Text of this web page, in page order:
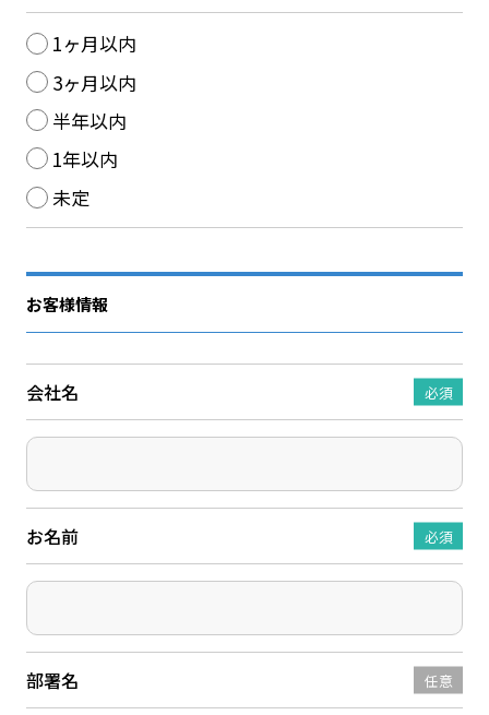
1ヶ月以内
3ヶ月以内
半年以内
1年以内
未定
お客様情報
会社名 必須
お名前 必須
部署名 任意